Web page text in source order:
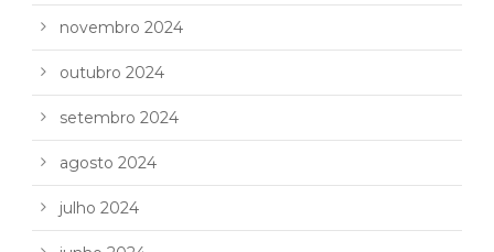
novembro 2024
outubro 2024
setembro 2024
agosto 2024
julho 2024